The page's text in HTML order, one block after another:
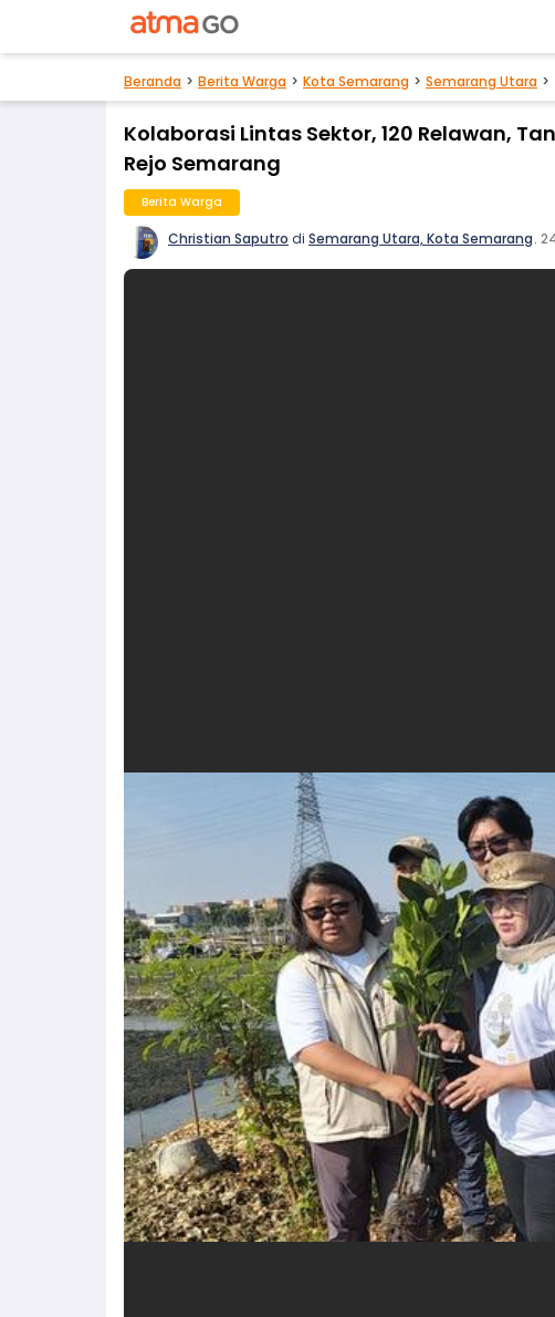
Beranda Berita Warga Kota Semarang Semarang Utara
Kolaborasi Lintas Sektor, 120 Relawan,
Rejo Semarang
Berita Warga
Christian Saputro di Semarang Utara, Kota Semarang.